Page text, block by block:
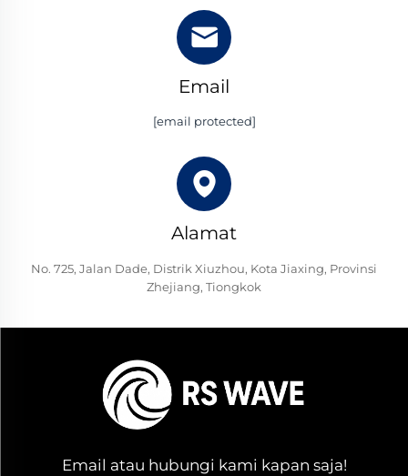
Email
[email protected]
Alamat
No. 725, Jalan Dade, Distrik Xiuzhou, Kota Jiaxing, Provinsi
Zhejiang, Tiongkok
Email atau hubungi kami kapan saja!